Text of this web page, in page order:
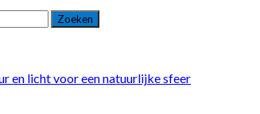
en licht voor een natuurlijke sfeer